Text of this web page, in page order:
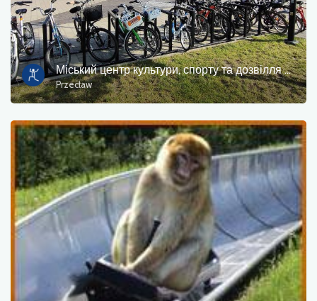
Міський центр культури, спорту та дозвілля в Переяславі
Przecław